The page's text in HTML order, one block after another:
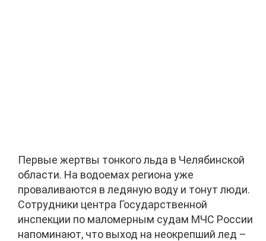
Первые жертвы тонкого льда в Челябинской
области. На водоемах региона уже
проваливаются в ледяную воду и тонут люди.
Сотрудники центра Государственной
инспекции по маломерным судам МЧС России
напоминают, что выход на неокрепший лед –